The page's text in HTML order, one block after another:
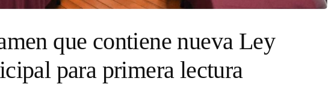
que contiene nueva Ley
para primera lectura